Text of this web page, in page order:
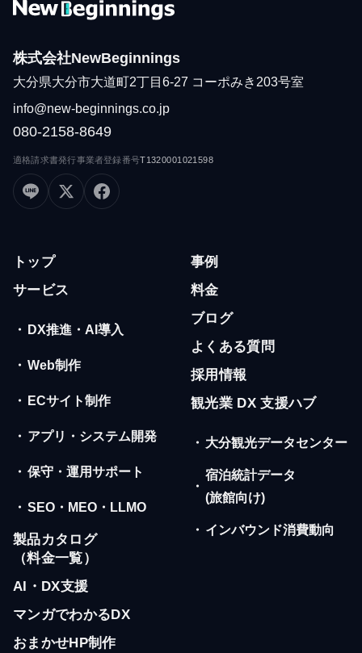
株式会社NewBeginnings
大分県大分市大道町2丁目6-27 コーポみき203号室
info@new-beginnings.co.jp
080-2158-8649
適格請求書発行事業者登録番号T1320001021598
トップ
サービス
・ DX推進・AI導入
・ Web制作
・ ECサイト制作
・ アプリ・システム開発
・ 保守・運用サポート
・ SEO・MEO・LLMO
製品カタログ
（料金一覧）
AI・DX支援
マンガでわかるDX
おまかせHP制作
事例
料金
ブログ
よくある質問
採用情報
観光業 DX 支援ハブ
・ 大分観光データセンター
・
宿泊統計データ
(旅館向け)
・ インバウンド消費動向